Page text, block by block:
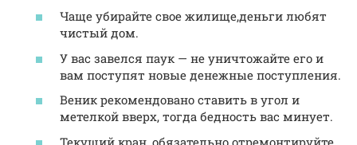
Чаще убирайте свое жилище,деньги любят
чистый дом.
У вас завелся паук — не уничтожайте его и
вам поступят новые денежные поступления.
Веник рекомендовано ставить в угол и
метелкой вверх, тогда бедность вас минует.
Текущий кран, обязательно отремонтируйте,